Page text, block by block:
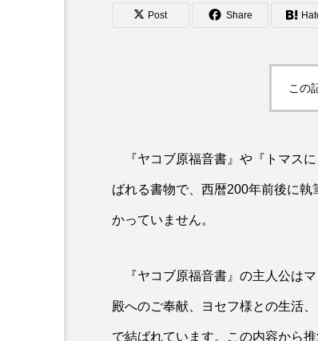
Post Share
この
『ヤコブ原福音書』や『トマス
ばれる書物で、西暦200年前後に
かっていません。
『ヤコブ原福音書』の主人公は
殿へのご奉献、ヨセフ様との生活
で結ばれています。この内容から